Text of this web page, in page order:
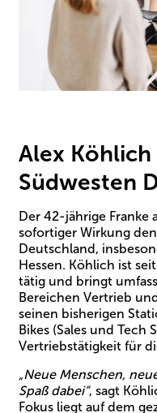
Alex
Südwesten
Der 42-jährige
sofortiger Wirkung
Deutschland,
Hessen. Köhlich ist
tätig und bringt
Bereichen Vertrieb
seinen bisherigen
Bikes (Sales und Tech
Vertriebstätigkeit für
„Neue Menschen,
Spaß dabei“, sagt
Fokus liegt auf dem